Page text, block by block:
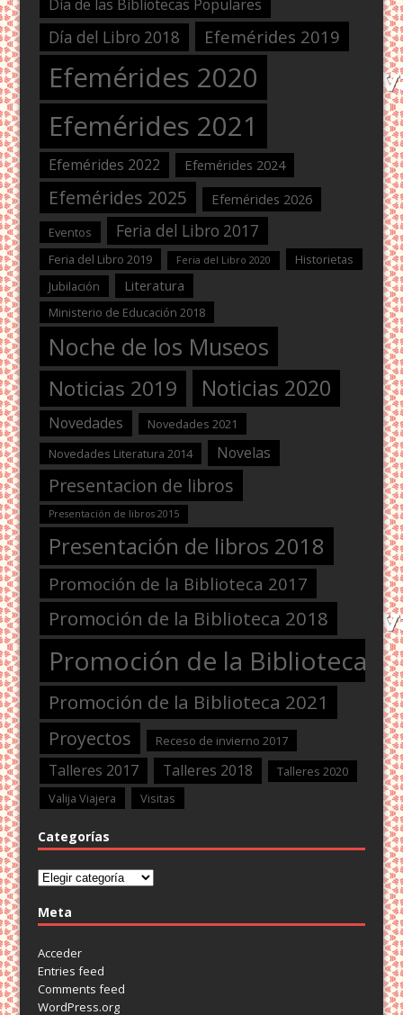
Día de las Bibliotecas Populares
Día del Libro 2018 Efemérides 2019
Efemérides 2020
Efemérides 2021
Efemérides 2022 Efemérides 2024
Efemérides 2025 Efemérides 2026
Eventos Feria del Libro 2017
Feria del Libro 2019 Feria del Libro 2020
Historietas
Jubilación
Literatura
Ministerio de Educación 2018
Noche de los Museos
Noticias 2019 Noticias 2020
Novedades
Novedades 2021
Novedades Literatura 2014
Novelas
Presentacion de libros
Presentación de libros 2015
Presentación de libros 2018
Promoción de la Biblioteca 2017
Promoción de la Biblioteca 2018
Promoción de la Biblioteca
Promoción de la Biblioteca 2021
Proyectos Receso de invierno 2017
Talleres 2017 Talleres 2018
Talleres 2020
Valija Viajera
Visitas
Categorías
Categorías
Meta
Acceder
Entries feed
Comments feed
WordPress.org